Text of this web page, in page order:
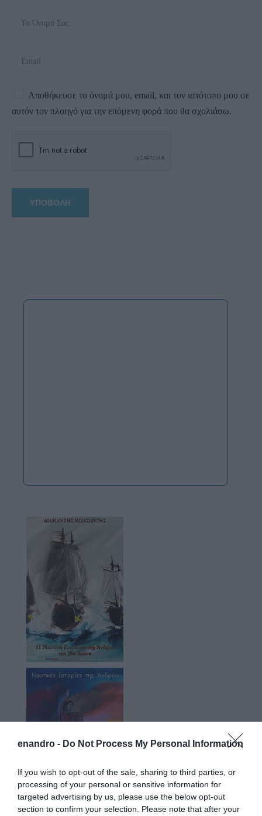
enandro - Do Not Process My Personal Information
If you wish to opt-out of the sale, sharing to third parties, or
processing of your personal or sensitive information for
targeted advertising by us, please use the below opt-out
section to confirm your selection. Please note that after your
Αποθήκευσε το όνομά μου, email, και τον ιστότοπο μου σε
αυτόν τον πλοηγό για την επόμενη φορά που θα σχολιάσω.